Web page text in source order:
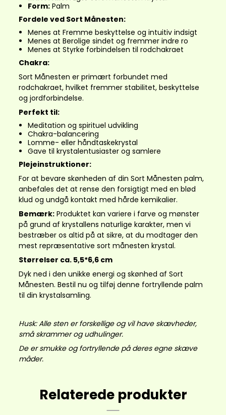
Form:Palm
Fordele ved Sort Månesten:
Menes at Fremme beskyttelse og intuitiv indsigt
Menes at Berolige sindet og fremmer indre ro
Menes at Styrke forbindelsen til rodchakraet
Chakra:
Sort Månesten er primært forbundet med
rodchakraet, hvilket fremmer stabilitet, beskyttelse
og jordforbindelse.
Perfekt til:
Meditation og spirituel udvikling
Chakra-balancering
Lomme- eller håndtaskekrystal
Gave til krystalentusiaster og samlere
Plejeinstruktioner:
For at bevare skønheden af din Sort Månesten palm,
anbefales det at rense den forsigtigt med en blød
klud og undgå kontakt med hårde kemikalier.
Bemærk: Produktet kan variere i farve og mønster
på grund af krystallens naturlige karakter, men vi
bestræber os altid på at sikre, at du modtager den
mest repræsentative sort månesten krystal.
Størrelser ca. 5,5*6,6 cm
Dyk ned i den unikke energi og skønhed af Sort
Månesten. Bestil nu og tilføj denne fortryllende palm
til din krystalsamling.
Husk: Alle sten er forskellige og vil have skævheder,
små skrammer og udhulinger.
De er smukke og fortryllende på deres egne skæve
måder.
Relaterede produkter